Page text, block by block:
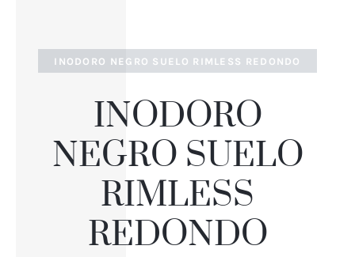
INODORO NEGRO SUELO RIMLESS REDONDO
INODORO
NEGRO SUELO
RIMLESS
REDONDO